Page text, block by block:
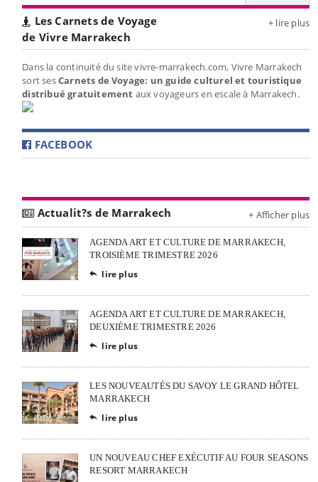
Les Carnets de Voyage
de Vivre Marrakech
+ lire plus
Dans la continuité du site vivre-marrakech.com, Vivre Marrakech
sort sesCarnets de Voyage: un guide culturel et touristique
distribué gratuitement aux voyageurs en escale à Marrakech.
FACEBOOK
Actualit?s de Marrakech + Afficher plus
AGENDA ART ET CULTURE DE MARRAKECH,
TROISIÈME TRIMESTRE 2026
 lire plus
AGENDA ART ET CULTURE DE MARRAKECH,
DEUXIÈME TRIMESTRE 2026
 lire plus
LES NOUVEAUTÉS DU SAVOY LE GRAND HÔTEL
MARRAKECH
 lire plus
UN NOUVEAU CHEF EXÉCUTIF AU FOUR SEASONS
RESORT MARRAKECH